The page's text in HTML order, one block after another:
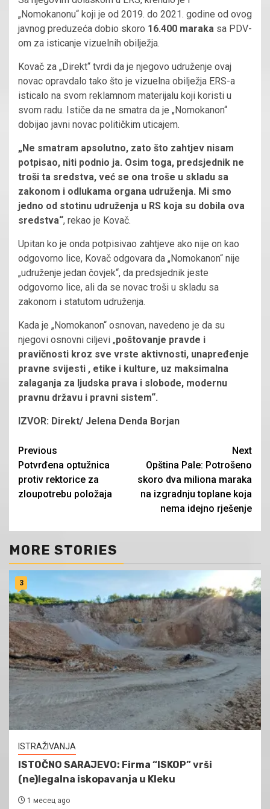
„Nomokanonu“ koji je od 2019. do 2021. godine od ovog
javnog preduzeća dobio skoro 16.400 maraka sa PDV-
om za isticanje vizuelnih obilježja.
Kovač za „Direkt“ tvrdi da je njegovo udruženje ovaj
novac opravdalo tako što je vizuelna obilježja ERS-a
isticalo na svom reklamnom materijalu koji koristi u
svom radu. Ističe da ne smatra da je „Nomokanon“
dobijao javni novac političkim uticajem.
„Ne smatram apsolutno, zato što zahtjev nisam
potpisao, niti podnio ja. Osim toga, predsjednik ne
troši ta sredstva, već se ona troše u skladu sa
zakonom i odlukama organa udruženja. Mi smo
jedno od stotinu udruženja u RS koja su dobila ova
sredstva“, rekao je Kovač.
Upitan ko je onda potpisivao zahtjeve ako nije on kao
odgovorno lice, Kovač odgovara da „Nomokanon“ nije
„udruženje jedan čovjek“, da predsjednik jeste
odgovorno lice, ali da se novac troši u skladu sa
zakonom i statutom udruženja.
Kada je „Nomokanon“ osnovan, navedeno je da su
njegovi osnovni ciljevi „poštovanje pravde i
pravičnosti kroz sve vrste aktivnosti, unapređenje
pravne svijesti , etike i kulture, uz maksimalna
zalaganja za ljudska prava i slobode, modernu
pravnu državu i pravni sistem“.
IZVOR: Direkt/ Jelena Denda Borjan
Continue
Reading
Previous
Potvrđena optužnica
protiv rektorice za
zloupotrebu položaja
Next
Opština Pale: Potrošeno
skoro dva miliona maraka
na izgradnju toplane koja
nema idejno rješenje
MORE STORIES
3
ISTRAŽIVANJA
ISTOČNO SARAJEVO: Firma “ISKOP” vrši
(ne)legalna iskopavanja u Kleku
1 месец ago